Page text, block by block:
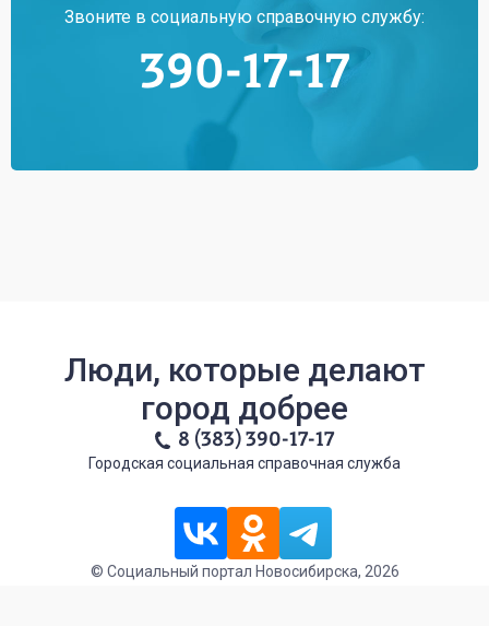
Звоните в социальную справочную службу:
390-17-17
Люди, которые делают
город добрее
8 (383) 390-17-17
Городская социальная справочная служба
© Социальный портал Новосибирска, 2026